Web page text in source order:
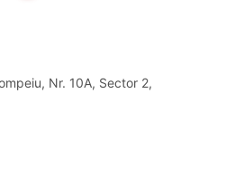
Nr. 10A, Sector 2,